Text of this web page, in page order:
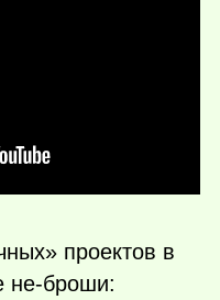
проектов в
не-броши: